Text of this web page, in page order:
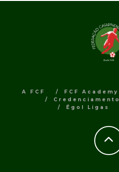
A FCF FCF Academy
Credenciamento
Égol Ligas